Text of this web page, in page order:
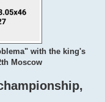
with the king's
Moscow